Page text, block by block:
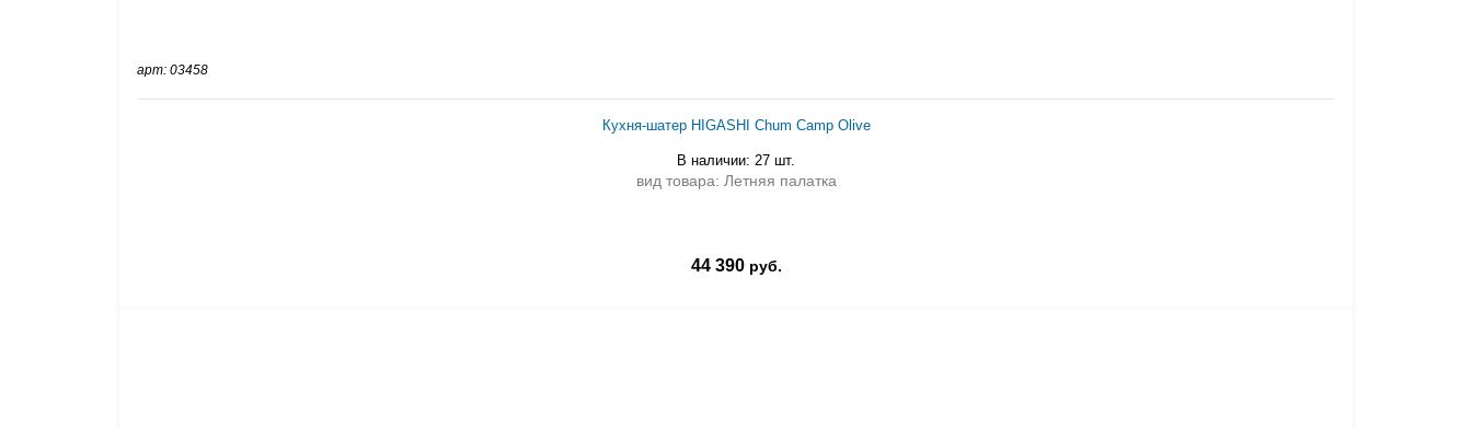
арт: 03458
Кухня-шатер HIGASHI Chum Camp Olive
В наличии: 27 шт.
вид товара: Летняя палатка
44 390руб.